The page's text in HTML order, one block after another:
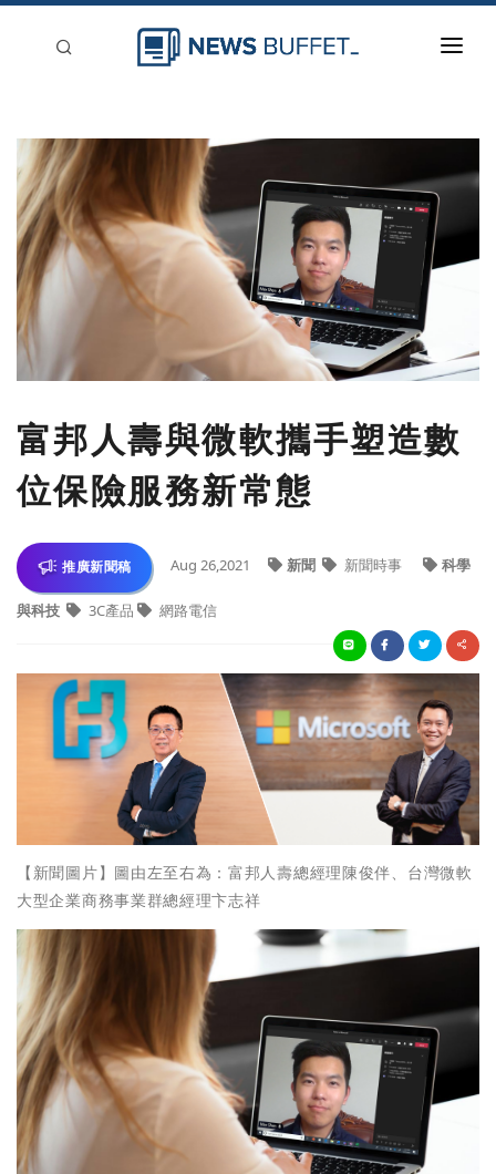
新聞稿分類
登入
刊登
富邦人壽與微軟攜手塑造數
位保險服務新常態
推廣新聞稿 Aug 26,2021 新聞 新聞時事 科學
與科技 3C產品 網路電信
【新聞圖片】圖由左至右為：富邦人壽總經理陳俊伴、台灣微軟
大型企業商務事業群總經理卞志祥